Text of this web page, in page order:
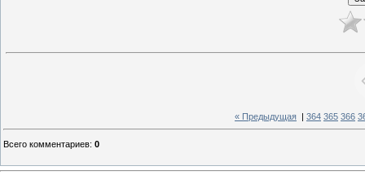
« Предыдущая 364 365 366
Всего комментариев: 0